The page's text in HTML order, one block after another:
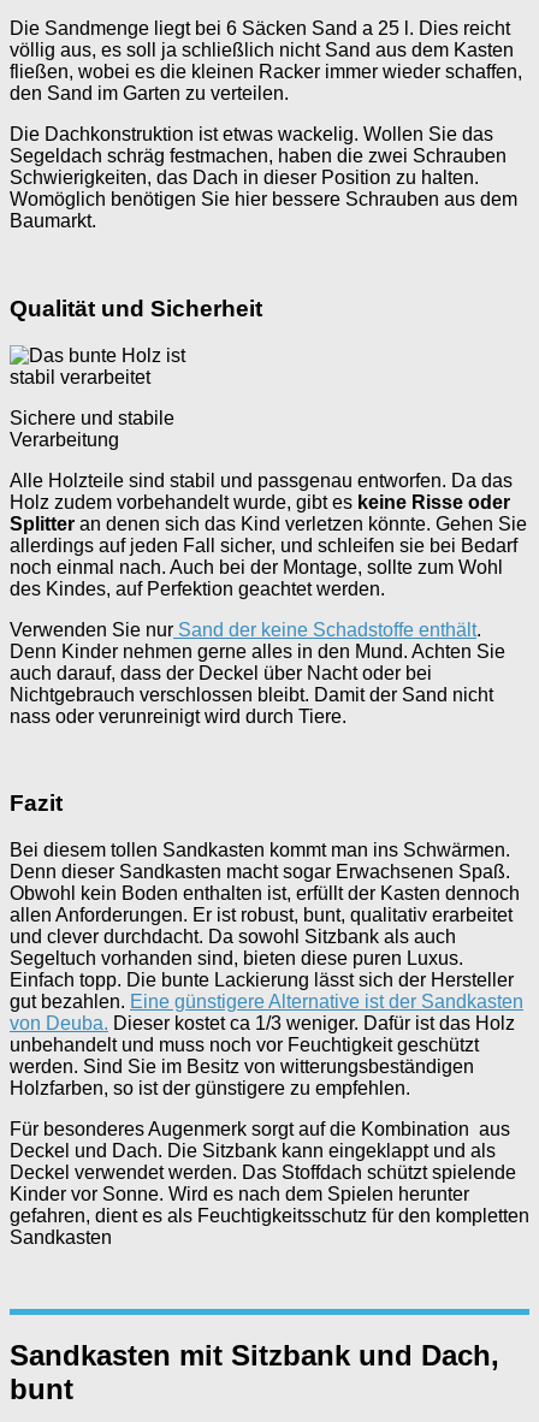
Die Sandmenge liegt bei 6 Säcken Sand a 25 l. Dies reicht
völlig aus, es soll ja schließlich nicht Sand aus dem Kasten
fließen, wobei es die kleinen Racker immer wieder schaffen,
den Sand im Garten zu verteilen.
Die Dachkonstruktion ist etwas wackelig. Wollen Sie das
Segeldach schräg festmachen, haben die zwei Schrauben
Schwierigkeiten, das Dach in dieser Position zu halten.
Womöglich benötigen Sie hier bessere Schrauben aus dem
Baumarkt.
Qualität und Sicherheit
Sichere und stabile
Verarbeitung
Alle Holzteile sind stabil und passgenau entworfen. Da das
Holz zudem vorbehandelt wurde, gibt es keine Risse oder
Splitter an denen sich das Kind verletzen könnte. Gehen Sie
allerdings auf jeden Fall sicher, und schleifen sie bei Bedarf
noch einmal nach. Auch bei der Montage, sollte zum Wohl
des Kindes, auf Perfektion geachtet werden.
Verwenden Sie nur Sand der keine Schadstoffe enthält.
Denn Kinder nehmen gerne alles in den Mund. Achten Sie
auch darauf, dass der Deckel über Nacht oder bei
Nichtgebrauch verschlossen bleibt. Damit der Sand nicht
nass oder verunreinigt wird durch Tiere.
Fazit
Bei diesem tollen Sandkasten kommt man ins Schwärmen.
Denn dieser Sandkasten macht sogar Erwachsenen Spaß.
Obwohl kein Boden enthalten ist, erfüllt der Kasten dennoch
allen Anforderungen. Er ist robust, bunt, qualitativ erarbeitet
und clever durchdacht. Da sowohl Sitzbank als auch
Segeltuch vorhanden sind, bieten diese puren Luxus.
Einfach topp. Die bunte Lackierung lässt sich der Hersteller
gut bezahlen. Eine günstigere Alternative ist der Sandkasten
von Deuba. Dieser kostet ca 1/3 weniger. Dafür ist das Holz
unbehandelt und muss noch vor Feuchtigkeit geschützt
werden. Sind Sie im Besitz von witterungsbeständigen
Holzfarben, so ist der günstigere zu empfehlen.
Für besonderes Augenmerk sorgt auf die Kombination aus
Deckel und Dach. Die Sitzbank kann eingeklappt und als
Deckel verwendet werden. Das Stoffdach schützt spielende
Kinder vor Sonne. Wird es nach dem Spielen herunter
gefahren, dient es als Feuchtigkeitsschutz für den kompletten
Sandkasten
Sandkasten mit Sitzbank und Dach,
bunt